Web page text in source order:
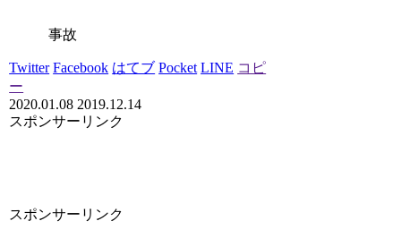
事故
Twitter Facebook はてブ Pocket LINE コピ
ー
2020.01.08 2019.12.14
スポンサーリンク
スポンサーリンク